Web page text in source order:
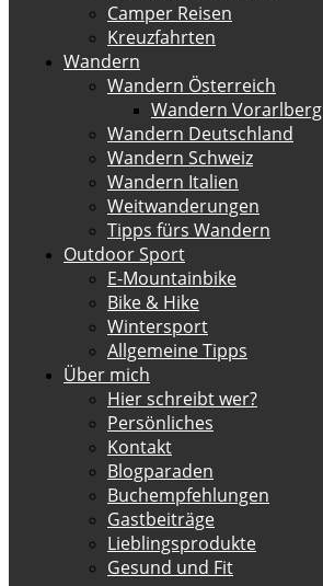
Camper Reisen
Kreuzfahrten
Wandern
Wandern Österreich
Wandern Vorarlberg
Wandern Deutschland
Wandern Schweiz
Wandern Italien
Weitwanderungen
Tipps fürs Wandern
Outdoor Sport
E-Mountainbike
Bike & Hike
Wintersport
Allgemeine Tipps
Über mich
Hier schreibt wer?
Persönliches
Kontakt
Blogparaden
Buchempfehlungen
Gastbeiträge
Lieblingsprodukte
Gesund und Fit